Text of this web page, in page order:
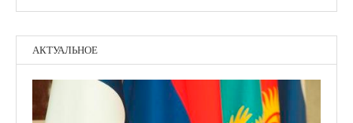
АКТУАЛЬНОЕ